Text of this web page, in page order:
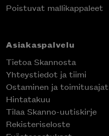
Poistuvat mallikappaleet
Asiakaspalvelu
Tietoa Skannosta
Yhteystiedot ja tiimi
Ostaminen ja toimitusajat
Hintatakuu
Tilaa Skanno-uutiskirje
Rekisteriseloste